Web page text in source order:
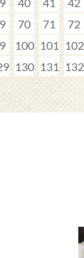
70 71 72
100 101 102
130 131 132